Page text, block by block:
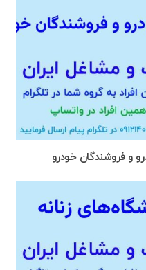
و فروشندگان خودرو